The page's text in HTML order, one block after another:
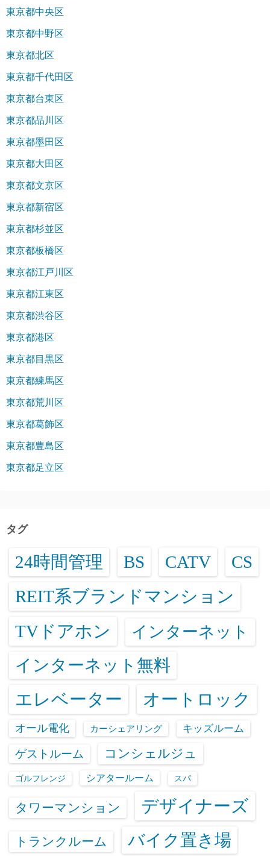
東京都中央区
東京都中野区
東京都北区
東京都千代田区
東京都台東区
東京都品川区
東京都墨田区
東京都大田区
東京都文京区
東京都新宿区
東京都杉並区
東京都板橋区
東京都江戸川区
東京都江東区
東京都渋谷区
東京都港区
東京都目黒区
東京都練馬区
東京都荒川区
東京都葛飾区
東京都豊島区
東京都足立区
タグ
24時間管理 BS CATV CS
REIT系ブランドマンション
TVドアホン インターネット
インターネット無料
エレベーター オートロック
オール電化 カーシェアリング キッズルーム
ゲストルーム コンシェルジュ
ゴルフレンジ シアタールーム スパ
タワーマンション デザイナーズ
トランクルーム バイク置き場